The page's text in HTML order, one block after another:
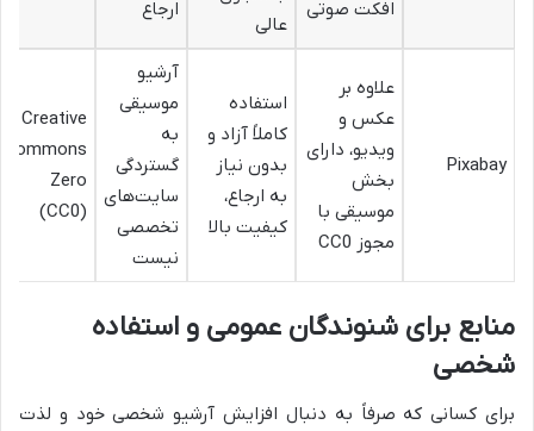
افکت صوتی
عالی
ارجاع
Pixabay
علاوه بر
عکس و
ویدیو، دارای
بخش
موسیقی با
مجوز CC0
استفاده
کاملاً آزاد و
بدون نیاز
به ارجاع،
کیفیت بالا
آرشیو
موسیقی
به
گستردگی
سایت‌های
تخصصی
نیست
Creative
Commons
Zero
(CC0)
منابع برای شنوندگان عمومی و استفاده
شخصی
برای کسانی که صرفاً به دنبال افزایش آرشیو شخصی خود و لذت